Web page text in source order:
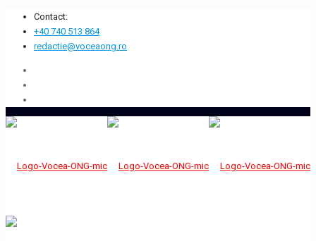
Contact:
+40 740 513 864
redactie@voceaong.ro